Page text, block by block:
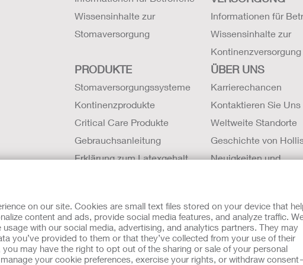
on our site. Cookies are small text files stored on your device that
content and ads, provide social media features, and analyze traffic.
with our social media, advertising, and analytics partners. They may
you’ve provided to them or that they’ve collected from your use of their
may have the right to opt out of the sharing or sale of your personal
your cookie preferences, exercise your rights, or withdraw
Wissensinhalte zur
Stomaversorgung
Informationen für
Wissensinhalte zur
Kontinenzversorgung
PRODUKTE
Stomaversorgungssysteme
Kontinenzprodukte
Critical Care Produkte
Gebrauchsanleitung
Erklärung zum Latexgehalt
Kompatibilität
ÜBER UNS
Karrierechancen
Kontaktieren Sie Uns
Weltweite Standorte
Geschichte von
Neuigkeiten und
Umgang mit Cookies EU Whistleblowern-Mitteilung
Beratung gedacht und sollen die Empfehlungen Ihres
dazu verwendet werden, in einem medizinischen Notfall Hilfe zu